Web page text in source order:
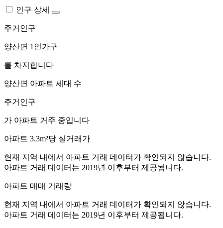
인구 상세
주거인구
양산면 1인가구
를 차지합니다
양산면 아파트 세대 수
주거인구
가 아파트 거주 중입니다
아파트 3.3m²당 실거래가
현재 지역 내에서 아파트 거래 데이터가 확인되지 않습니다.
아파트 거래 데이터는 2019년 이후부터 제공됩니다.
아파트 매매 거래량
현재 지역 내에서 아파트 거래 데이터가 확인되지 않습니다.
아파트 거래 데이터는 2019년 이후부터 제공됩니다.